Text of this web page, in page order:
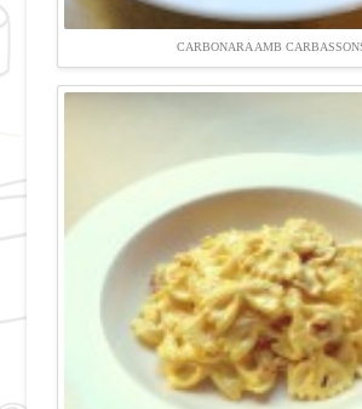
CARBONARA AMB